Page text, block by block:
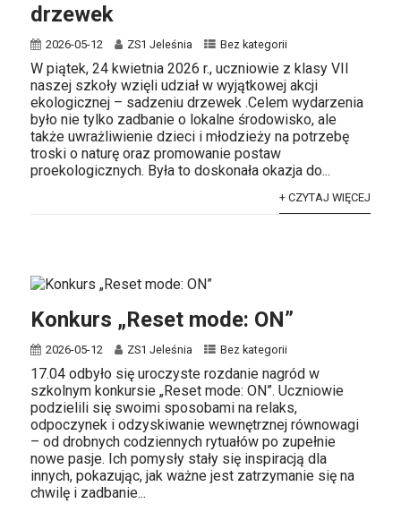
drzewek
2026-05-12 ZS1 Jeleśnia Bez kategorii
W piątek, 24 kwietnia 2026 r., uczniowie z klasy VII
naszej szkoły wzięli udział w wyjątkowej akcji
ekologicznej – sadzeniu drzewek .Celem wydarzenia
było nie tylko zadbanie o lokalne środowisko, ale
także uwrażliwienie dzieci i młodzieży na potrzebę
troski o naturę oraz promowanie postaw
proekologicznych. Była to doskonała okazja do...
+ CZYTAJ WIĘCEJ
Konkurs „Reset mode: ON”
2026-05-12 ZS1 Jeleśnia Bez kategorii
17.04 odbyło się uroczyste rozdanie nagród w
szkolnym konkursie „Reset mode: ON”. Uczniowie
podzielili się swoimi sposobami na relaks,
odpoczynek i odzyskiwanie wewnętrznej równowagi
– od drobnych codziennych rytuałów po zupełnie
nowe pasje. Ich pomysły stały się inspiracją dla
innych, pokazując, jak ważne jest zatrzymanie się na
chwilę i zadbanie...